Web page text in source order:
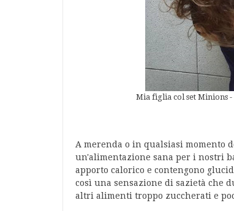
Mia figlia col set Minions
A merenda o in qualsiasi momento
un'alimentazione sana per i nostri
apporto calorico e contengono
così una sensazione di sazietà che
altri alimenti troppo zuccherati e